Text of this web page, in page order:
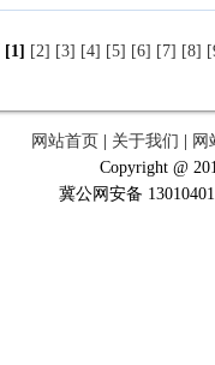
[1] [2] [3] [4] [5] [6] [7] [8]
网站首页 关于我们
网
Copyright @
冀公网安备